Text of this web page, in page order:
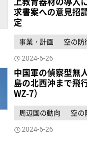
求書案への意見招
定
事業・計画 空の防
2024-6-26
中国軍の偵察型無
島の北西沖まで飛
WZ-7）
周辺国の動向 空の
2024-6-26